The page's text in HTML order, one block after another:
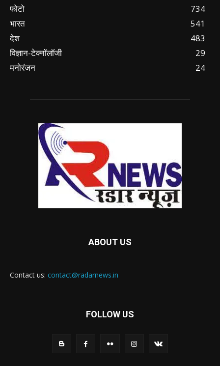
फोटो
734
भारत
541
देश
483
विज्ञान-टेक्नॉलॉजी
29
मनोरंजन
24
ABOUT US
Contact us: contact@radarnews.in
FOLLOW US